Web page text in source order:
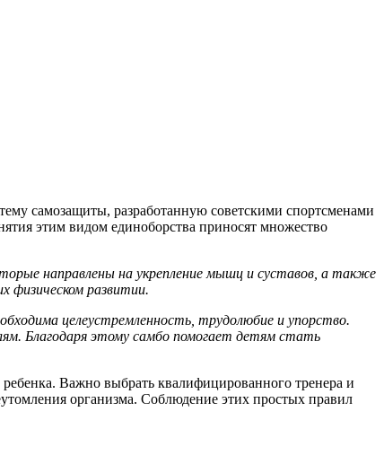
самозащиты, разработанную советскими спортсменами
этим видом единоборства приносят множество
направлены на укрепление мышц и суставов, а также
физическом развитии.
целеустремленность, трудолюбие и упорство.
Благодаря этому самбо помогает детям стать
Важно выбрать квалифицированного тренера и
организма. Соблюдение этих простых правил